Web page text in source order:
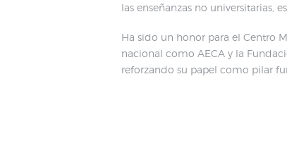
las enseñanzas no universitarias,
Ha sido un honor para el Centro
nacional como AECA y la
reforzando su papel como pilar